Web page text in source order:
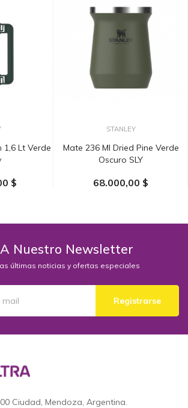
1,6 Lt Verde
$
STANLEY
Mate 236 Ml Dried Pine Verde
Oscuro SLY
68.000,00 $
Nuestro Newsletter
últimas noticias y ofertas especiales
Registrarse
Ciudad, Mendoza, Argentina.